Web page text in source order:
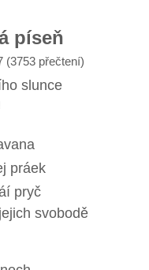
píseň
(3753 přečtení)
slunce
práek
pryč
svobodě